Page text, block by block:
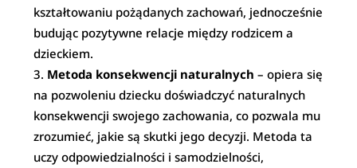
kształtowaniu pożądanych zachowań, jednocześnie
budując pozytywne relacje między rodzicem a
dzieckiem.
Metoda konsekwencji naturalnych – opiera się
na pozwoleniu dziecku doświadczyć naturalnych
konsekwencji swojego zachowania, co pozwala mu
zrozumieć, jakie są skutki jego decyzji. Metoda ta
uczy odpowiedzialności i samodzielności,